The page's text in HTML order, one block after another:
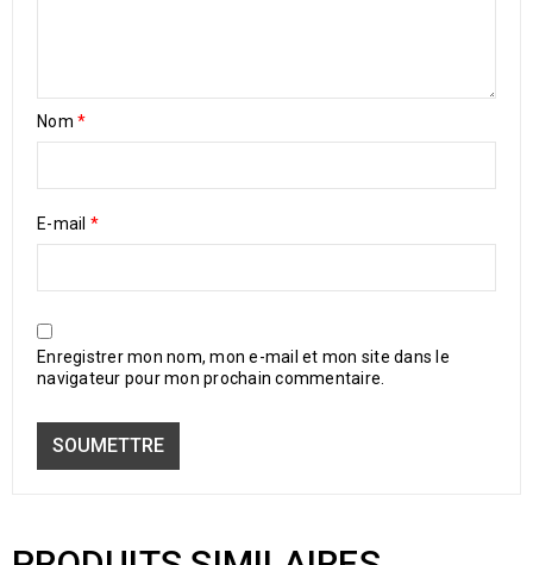
Nom *
E-mail *
Enregistrer mon nom, mon e-mail et mon site dans le
navigateur pour mon prochain commentaire.